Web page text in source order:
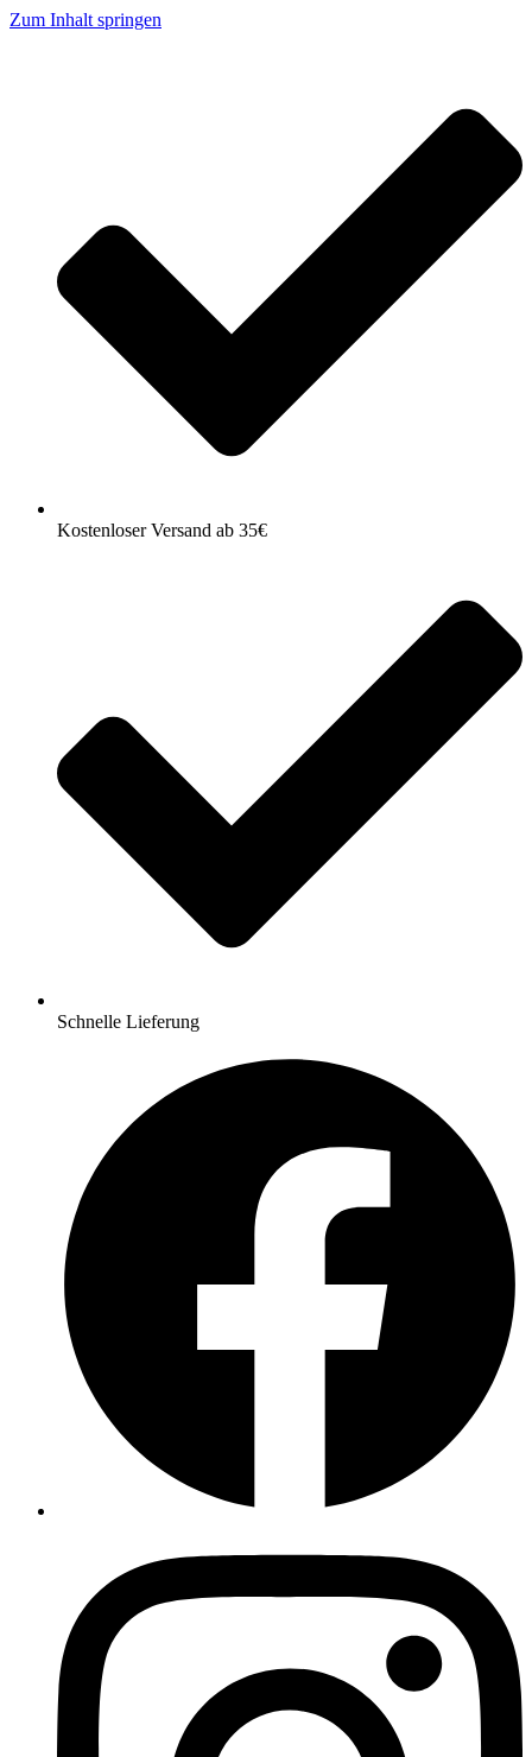
Zum Inhalt springen
Kostenloser Versand ab 35€
Schnelle Lieferung